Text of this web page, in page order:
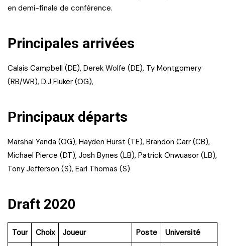
en demi-finale de conférence.
Principales arrivées
Calais Campbell (DE), Derek Wolfe (DE), Ty Montgomery
(RB/WR), D.J Fluker (OG),
Principaux départs
Marshal Yanda (OG), Hayden Hurst (TE), Brandon Carr (CB),
Michael Pierce (DT), Josh Bynes (LB), Patrick Onwuasor (LB),
Tony Jefferson (S), Earl Thomas (S)
Draft 2020
Tour Choix Joueur Poste
Université